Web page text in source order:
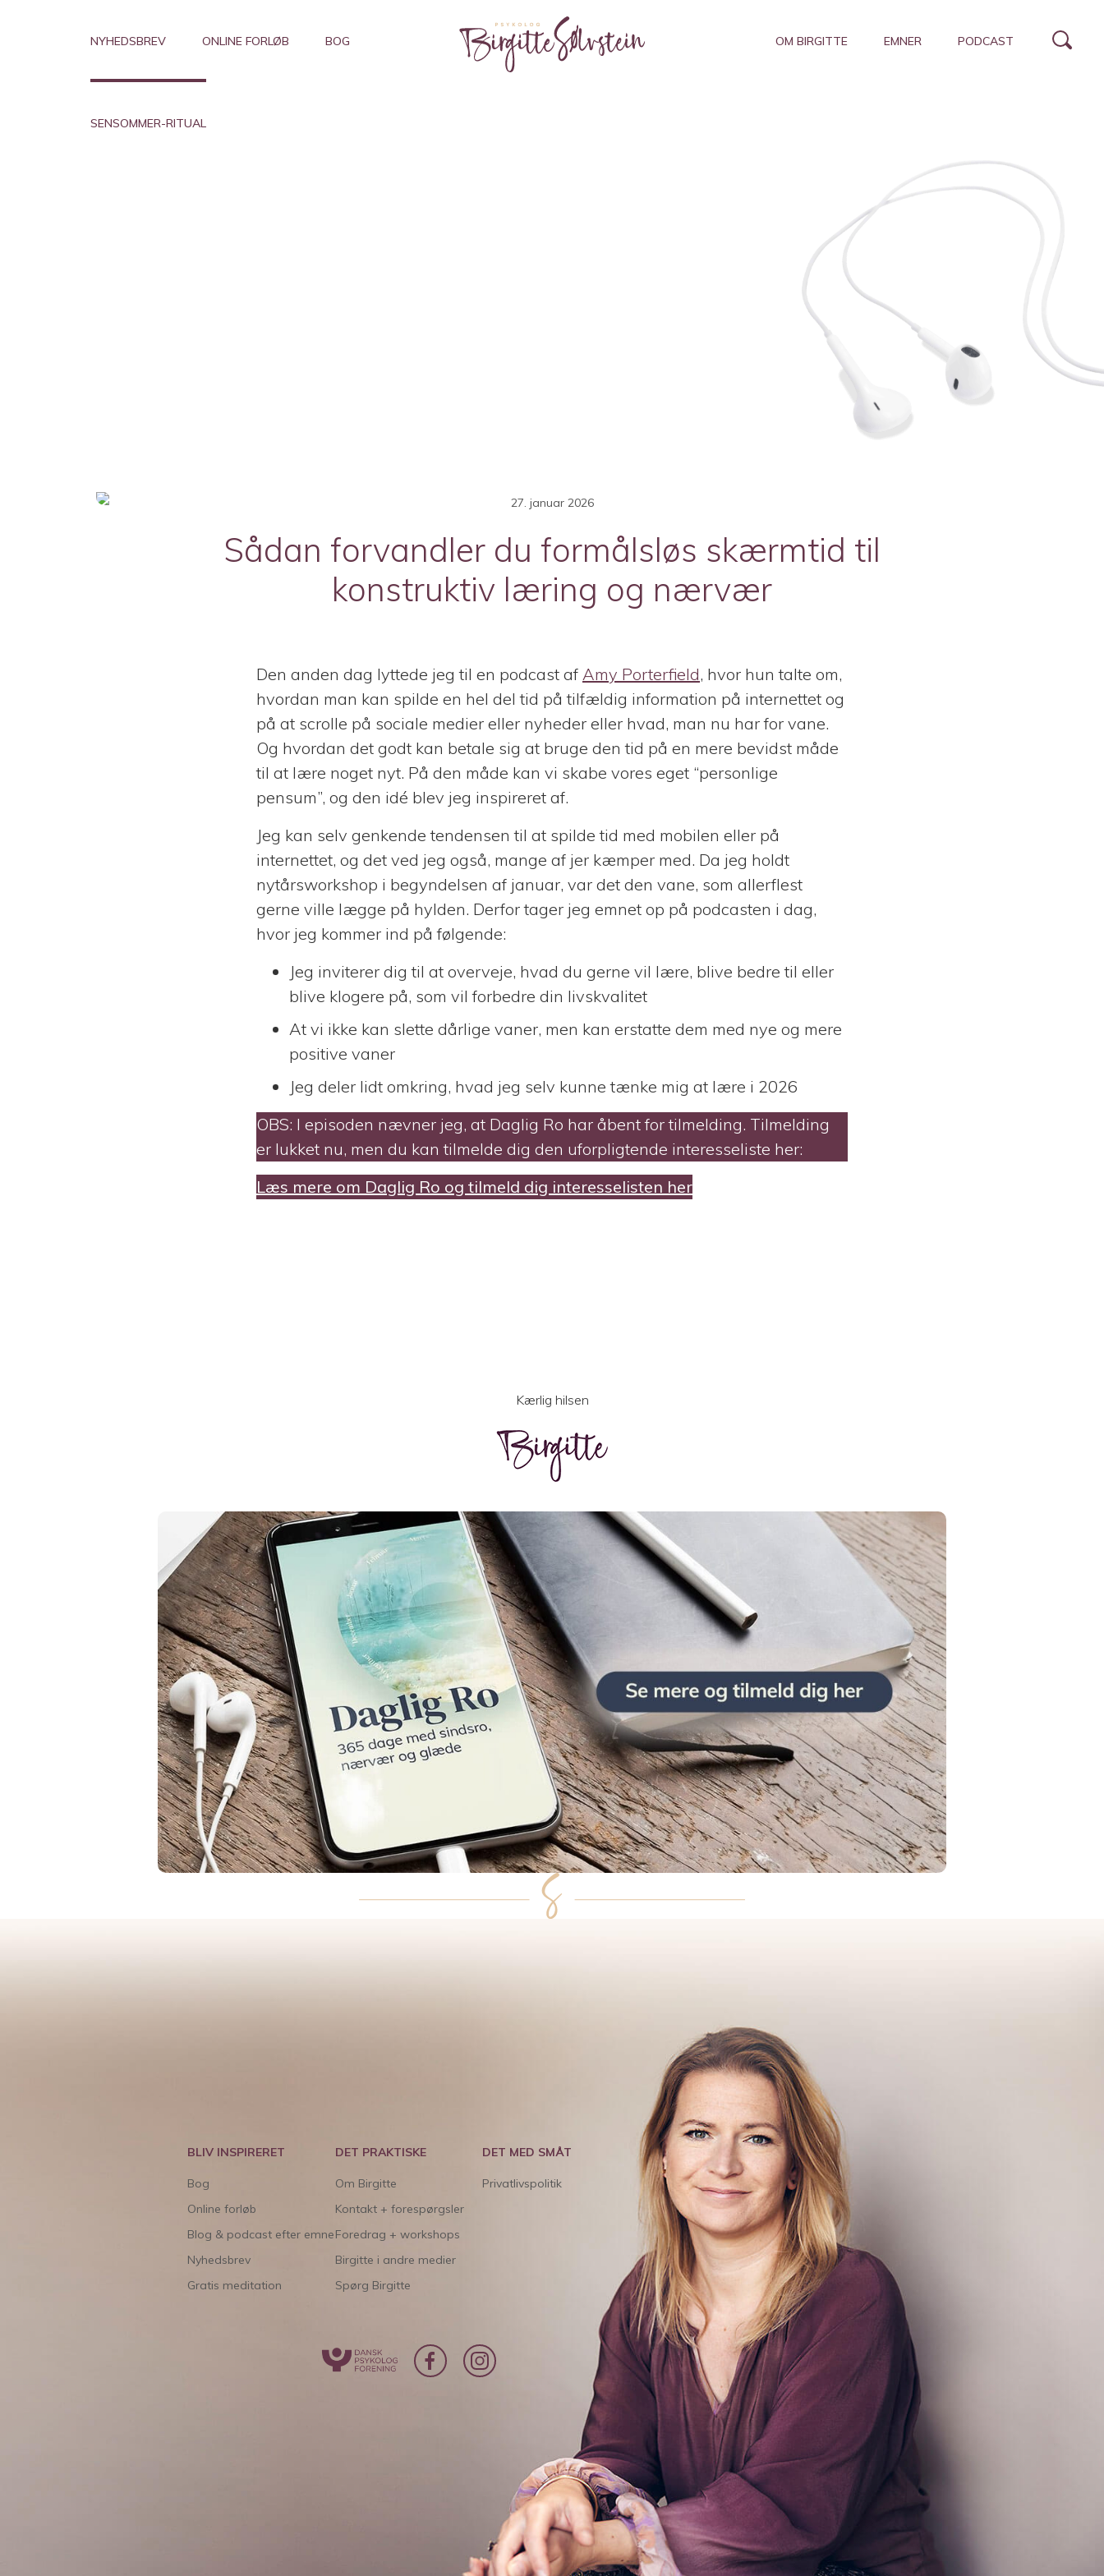
NYHEDSBREV ONLINE FORLØB BOG
SENSOMMER-RITUAL
OM BIRGITTE EMNER PODCAST
27. januar 2026
Sådan forvandler du formålsløs skærmtid til
konstruktiv læring og nærvær
Den anden dag lyttede jeg til en podcast af Amy Porterfield, hvor hun talte om,
hvordan man kan spilde en hel del tid på tilfældig information på internettet og
på at scrolle på sociale medier eller nyheder eller hvad, man nu har for vane.
Og hvordan det godt kan betale sig at bruge den tid på en mere bevidst måde
til at lære noget nyt. På den måde kan vi skabe vores eget “personlige
pensum”, og den idé blev jeg inspireret af.
Jeg kan selv genkende tendensen til at spilde tid med mobilen eller på
internettet, og det ved jeg også, mange af jer kæmper med. Da jeg holdt
nytårsworkshop i begyndelsen af januar, var det den vane, som allerflest
gerne ville lægge på hylden. Derfor tager jeg emnet op på podcasten i dag,
hvor jeg kommer ind på følgende:
Jeg inviterer dig til at overveje, hvad du gerne vil lære, blive bedre til eller
blive klogere på, som vil forbedre din livskvalitet
At vi ikke kan slette dårlige vaner, men kan erstatte dem med nye og mere
positive vaner
Jeg deler lidt omkring, hvad jeg selv kunne tænke mig at lære i 2026
OBS: I episoden nævner jeg, at Daglig Ro har åbent for tilmelding. Tilmelding
er lukket nu, men du kan tilmelde dig den uforpligtende interesseliste her:
Læs mere om Daglig Ro og tilmeld dig interesselisten her
Kærlig hilsen
BLIV INSPIRERET
Bog
Online forløb
Blog & podcast efter emne
Nyhedsbrev
Gratis meditation
DET PRAKTISKE
Om Birgitte
Kontakt + forespørgsler
Foredrag + workshops
Birgitte i andre medier
Spørg Birgitte
DET MED SMÅT
Privatlivspolitik